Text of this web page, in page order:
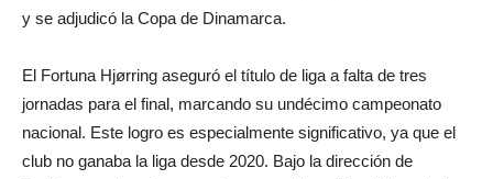
y se adjudicó la Copa de Dinamarca.
El Fortuna Hjørring aseguró el título de liga a falta de tres
jornadas para el final, marcando su undécimo campeonato
nacional. Este logro es especialmente significativo, ya que el
club no ganaba la liga desde 2020. Bajo la dirección de